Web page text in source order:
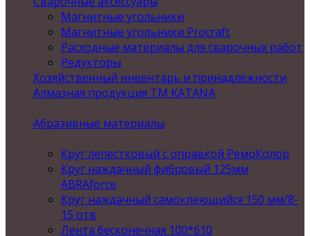
Магнитные угольники
Магнитные угольники Procraft
Расходные материалы для сварочных работ
Редукторы
Хозяйственный инвентарь и принадлежности
Алмазная продукция ТМ KATANA
Абразивные материалы
Круг лепестковый с оправкой РемоКолор
Круг наждачный фибровый 125мм
ABRAforce
Круг наждачный самоклеющийся 150 мм/8-
15 отв
Лента бесконечная 100*610